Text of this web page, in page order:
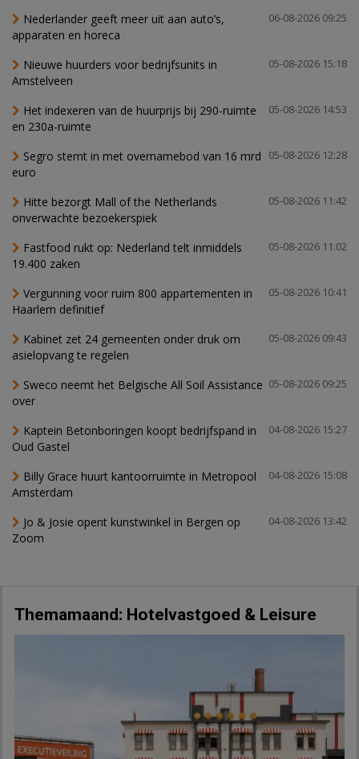
06-08-2026 09:25
Nederlander geeft meer uit aan auto’s,
apparaten en horeca
05-08-2026 15:18
Nieuwe huurders voor bedrijfsunits in
Amstelveen
05-08-2026 14:53
Het indexeren van de huurprijs bij 290-ruimte
en 230a-ruimte
05-08-2026 12:28
Segro stemt in met overnamebod van 16 mrd
euro
05-08-2026 11:42
Hitte bezorgt Mall of the Netherlands
onverwachte bezoekerspiek
05-08-2026 11:02
Fastfood rukt op: Nederland telt inmiddels
19.400 zaken
05-08-2026 10:41
Vergunning voor ruim 800 appartementen in
Haarlem definitief
05-08-2026 09:43
Kabinet zet 24 gemeenten onder druk om
asielopvang te regelen
05-08-2026 09:25
Sweco neemt het Belgische All Soil Assistance
over
04-08-2026 15:27
Kaptein Betonboringen koopt bedrijfspand in
Oud Gastel
04-08-2026 15:08
Billy Grace huurt kantoorruimte in Metropool
Amsterdam
04-08-2026 13:42
Jo & Josie opent kunstwinkel in Bergen op
Zoom
Themamaand: Hotelvastgoed & Leisure